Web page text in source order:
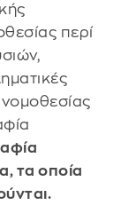
περί
τα οποία